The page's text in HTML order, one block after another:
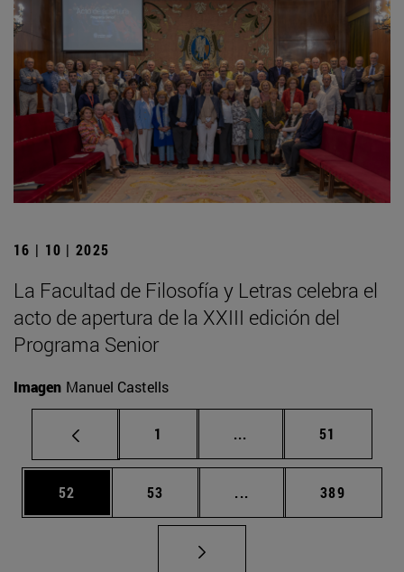
16 | 10 | 2025
La Facultad de Filosofía y Letras celebra el
acto de apertura de la XXIII edición del
Programa Senior
Imagen Manuel Castells
Página
1 ... Páginas intermedias
Página
51
Página
52 Página
53 ... Páginas intermedias
Página
389